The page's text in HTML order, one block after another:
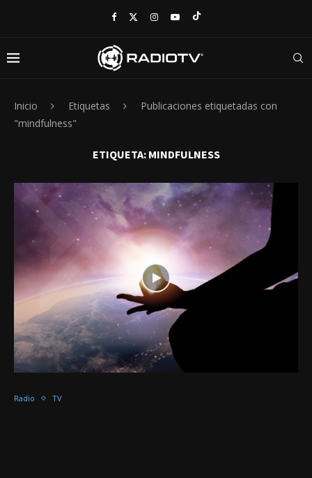
Inicio Etiquetas
Publicaciones etiquetadas con
"mindfulness"
ETIQUETA: MINDFULNESS
Radio TV